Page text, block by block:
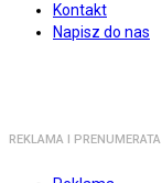
Kontakt
Napisz do nas
REKLAMA I PRENUMERATA